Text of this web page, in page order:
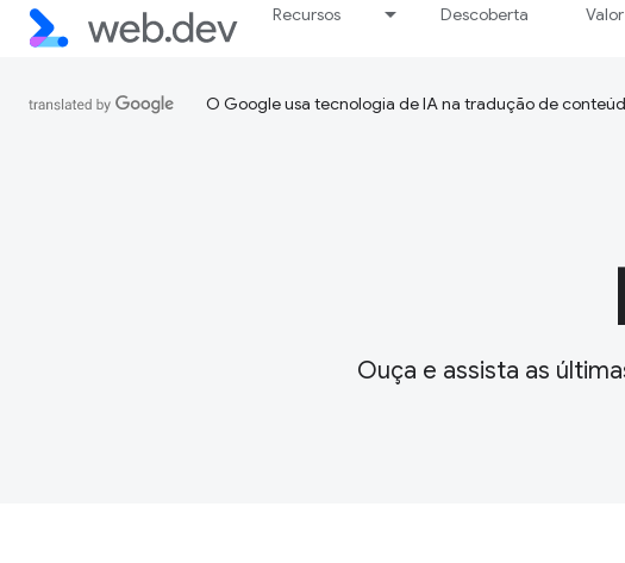
Recursos Descoberta
O Google usa tecnologia de IA na tradução de
Ouça e assista as